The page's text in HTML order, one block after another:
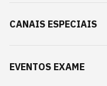
CANAIS ESPECIAIS
EVENTOS EXAME